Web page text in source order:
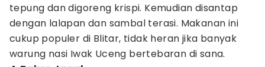
tepung dan digoreng krispi. Kemudian disantap
dengan lalapan dan sambal terasi. Makanan ini
cukup populer di Blitar, tidak heran jika banyak
warung nasi Iwak Uceng bertebaran di sana.